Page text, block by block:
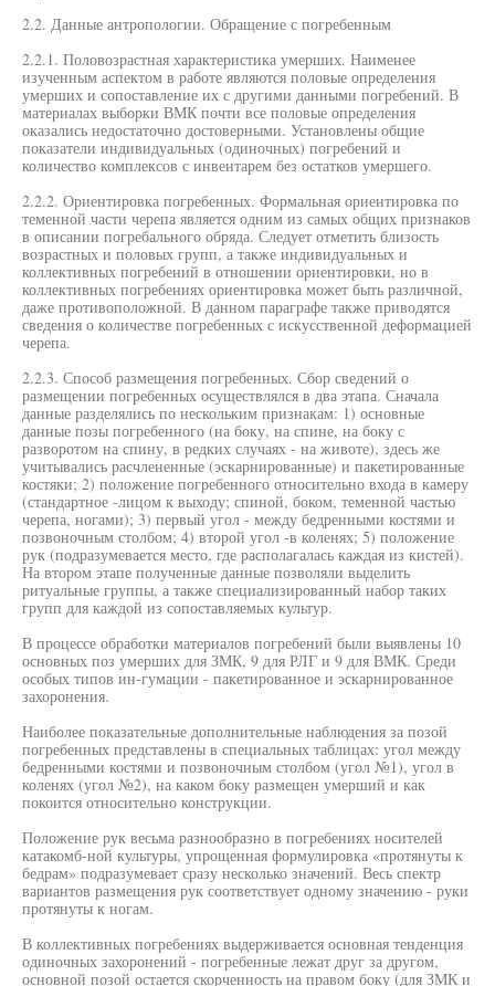
2.2. Данные антропологии. Обращение с погребенным
2.2.1. Половозрастная характеристика умерших. Наименее
изученным аспектом в работе являются половые определения
умерших и сопоставление их с другими данными погребений. В
материалах выборки ВМК почти все половые определения
оказались недостаточно достоверными. Установлены общие
показатели индивидуальных (одиночных) погребений и
количество комплексов с инвентарем без остатков умершего.
2.2.2. Ориентировка погребенных. Формальная ориентировка по
теменной части черепа является одним из самых общих признаков
в описании погребального обряда. Следует отметить близость
возрастных и половых групп, а также индивидуальных и
коллективных погребений в отношении ориентировки, но в
коллективных погребениях ориентировка может быть различной,
даже противоположной. В данном параграфе также приводятся
сведения о количестве погребенных с искусственной деформацией
черепа.
2.2.3. Способ размещения погребенных. Сбор сведений о
размещении погребенных осуществлялся в два этапа. Сначала
данные разделялись по нескольким признакам: 1) основные
данные позы погребенного (на боку, на спине, на боку с
разворотом на спину, в редких случаях - на животе), здесь же
учитывались расчлененные (эскарнированные) и пакетированные
костяки; 2) положение погребенного относительно входа в камеру
(стандартное -лицом к выходу; спиной, боком, теменной частью
черепа, ногами); 3) первый угол - между бедренными костями и
позвоночным столбом; 4) второй угол -в коленях; 5) положение
рук (подразумевается место, где располагалась каждая из кистей).
На втором этапе полученные данные позволяли выделить
ритуальные группы, а также специализированный набор таких
групп для каждой из сопоставляемых культур.
В процессе обработки материалов погребений были выявлены 10
основных поз умерших для ЗМК, 9 для РЛГ и 9 для ВМК. Среди
особых типов ин-гумации - пакетированное и эскарнированное
захоронения.
Наиболее показательные дополнительные наблюдения за позой
погребенных представлены в специальных таблицах: угол между
бедренными костями и позвоночным столбом (угол №1), угол в
коленях (угол №2), на каком боку размещен умерший и как
покоится относительно конструкции.
Положение рук весьма разнообразно в погребениях носителей
катакомб-ной культуры, упрощенная формулировка «протянуты к
бедрам» подразумевает сразу несколько значений. Весь спектр
вариантов размещения рук соответствует одному значению - руки
протянуты к ногам.
В коллективных погребениях выдерживается основная тенденция
одиночных захоронений - погребенные лежат друг за другом,
основной позой остается скорченность на правом боку (для ЗМК и